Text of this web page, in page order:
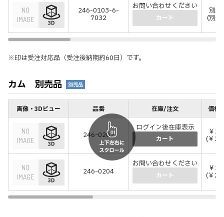
246-0103-6-
7032
お問い合わせください
カート
別途
(別
※印は受注対応品（受注後納期約60日）です。
カム 別売品 別売品
画像・3Dビュー 品番 在庫/注文 価格(
246-0202
ログイン後在庫表示
カート
￥
(￥
246-0204
お問い合わせください
カート
￥
(￥